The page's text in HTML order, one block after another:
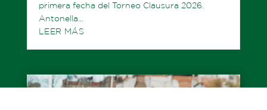
primera fecha del Torneo Clausura 2026.
Antonella...
LEER MÁS